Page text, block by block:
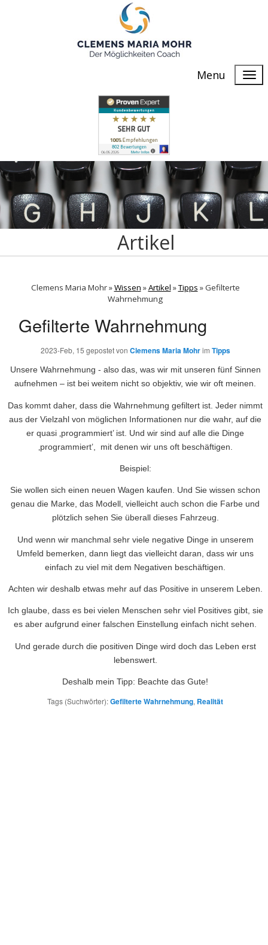
Menu
Artikel
Clemens Maria Mohr »Wissen »Artikel »Tipps »Gefilterte
Wahrnehmung
Gefilterte Wahrnehmung
2023-Feb, 15 gepostet von Clemens Maria Mohrim Tipps
Unsere Wahrnehmung - also das, was wir mit unseren fünf Sinnen
aufnehmen – ist bei weitem nicht so objektiv, wie wir oft meinen.
Das kommt daher, dass die Wahrnehmung gefiltert ist. Jeder nimmt
aus der Vielzahl von möglichen Informationen nur die wahr, auf die
er quasi ‚programmiert’ ist. Und wir sind auf alle die Dinge
‚programmiert’, mit denen wir uns oft beschäftigen.
Beispiel:
Sie wollen sich einen neuen Wagen kaufen. Und Sie wissen schon
genau die Marke, das Modell, vielleicht auch schon die Farbe und
plötzlich sehen Sie überall dieses Fahrzeug.
Und wenn wir manchmal sehr viele negative Dinge in unserem
Umfeld bemerken, dann liegt das vielleicht daran, dass wir uns
einfach zu viel mit dem Negativen beschäftigen.
Achten wir deshalb etwas mehr auf das Positive in unserem Leben.
Ich glaube, dass es bei vielen Menschen sehr viel Positives gibt, sie
es aber aufgrund einer falschen Einstellung einfach nicht sehen.
Und gerade durch die positiven Dinge wird doch das Leben erst
lebenswert.
Deshalb mein Tipp: Beachte das Gute!
Tags (Suchwörter):Gefilterte Wahrnehmung, Realität